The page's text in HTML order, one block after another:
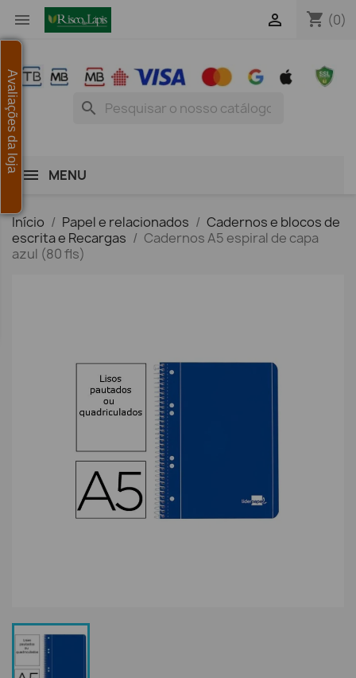
 shopping_cart (0)

search
MENU
Início Papel e relacionados
Cadernos e blocos de
escrita e Recargas
Cadernos A5 espiral de capa
azul (80 fls)
Avaliações da loja